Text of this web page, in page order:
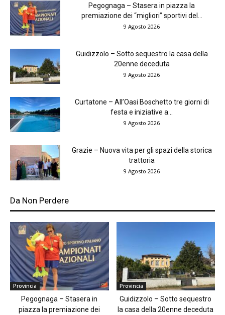
Pegognaga – Stasera in piazza la
premiazione dei “migliori” sportivi del...
9 Agosto 2026
Guidizzolo – Sotto sequestro la casa della
20enne deceduta
9 Agosto 2026
Curtatone – All’Oasi Boschetto tre giorni di
festa e iniziative a...
9 Agosto 2026
Grazie – Nuova vita per gli spazi della storica
trattoria
9 Agosto 2026
Da Non Perdere
Provincia
Pegognaga – Stasera in
piazza la premiazione dei
Provincia
Guidizzolo – Sotto sequestro
la casa della 20enne deceduta